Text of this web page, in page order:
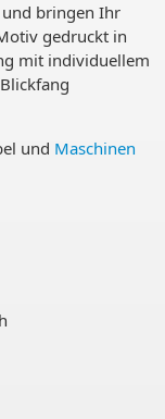
bringen Ihr
gedruckt in
mit individuellem
und Maschinen